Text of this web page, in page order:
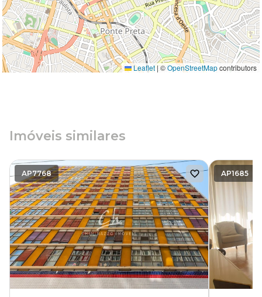
Leaflet |©OpenStreetMapcontributors
Imóveis similares
AP7768 AP1685